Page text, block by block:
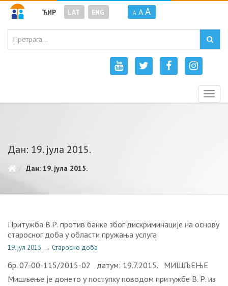
ЋИР LAT ENG A A A
Дан: 19. јула 2015.
Дан: 19. јула 2015.
Притужба В.Р. против банке због дискриминације на основу
старосног доба у области пружања услуга
19. јул 2015. → Старосно доба
бр. 07-00-115/2015-02 датум: 19.7.2015. МИШЉЕЊЕ
Мишљење је донето у поступку поводом притужбе В. Р. из